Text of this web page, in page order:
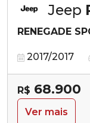
Jeep
RENEGADE
2017/2017
R$ 68.900
Ver mais